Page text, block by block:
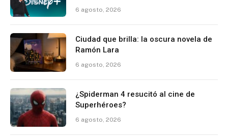
6 agosto, 2026
Ciudad que brilla: la oscura novela de
Ramón Lara
6 agosto, 2026
¿Spiderman 4 resucitó al cine de
Superhéroes?
6 agosto, 2026